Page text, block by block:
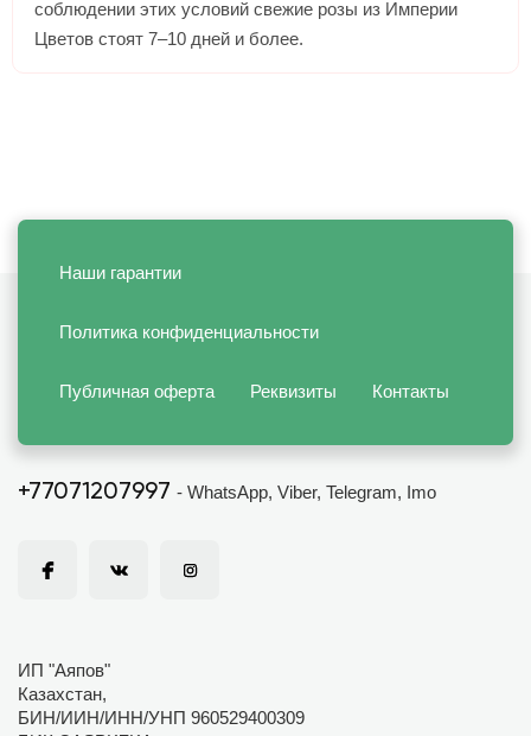
соблюдении этих условий свежие розы из Империи
Цветов стоят 7–10 дней и более.
Наши гарантии
Политика конфиденциальности
Публичная оферта Реквизиты Контакты
+77071207997 - WhatsApp, Viber, Telegram, Imo
ИП "Аяпов"
Казахстан,
БИН/ИИН/ИНН/УНП 960529400309